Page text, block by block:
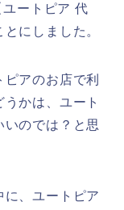
ートピア 代
にしました。
アのお店で利
かは、ユート
いのでは？と思
に、ユートピア